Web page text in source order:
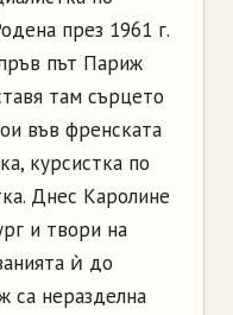
през 1961 г.
път Париж
там сърцето
във френската
курсистка по
Днес Каролине
и твори на
ѝ до
са неразделна